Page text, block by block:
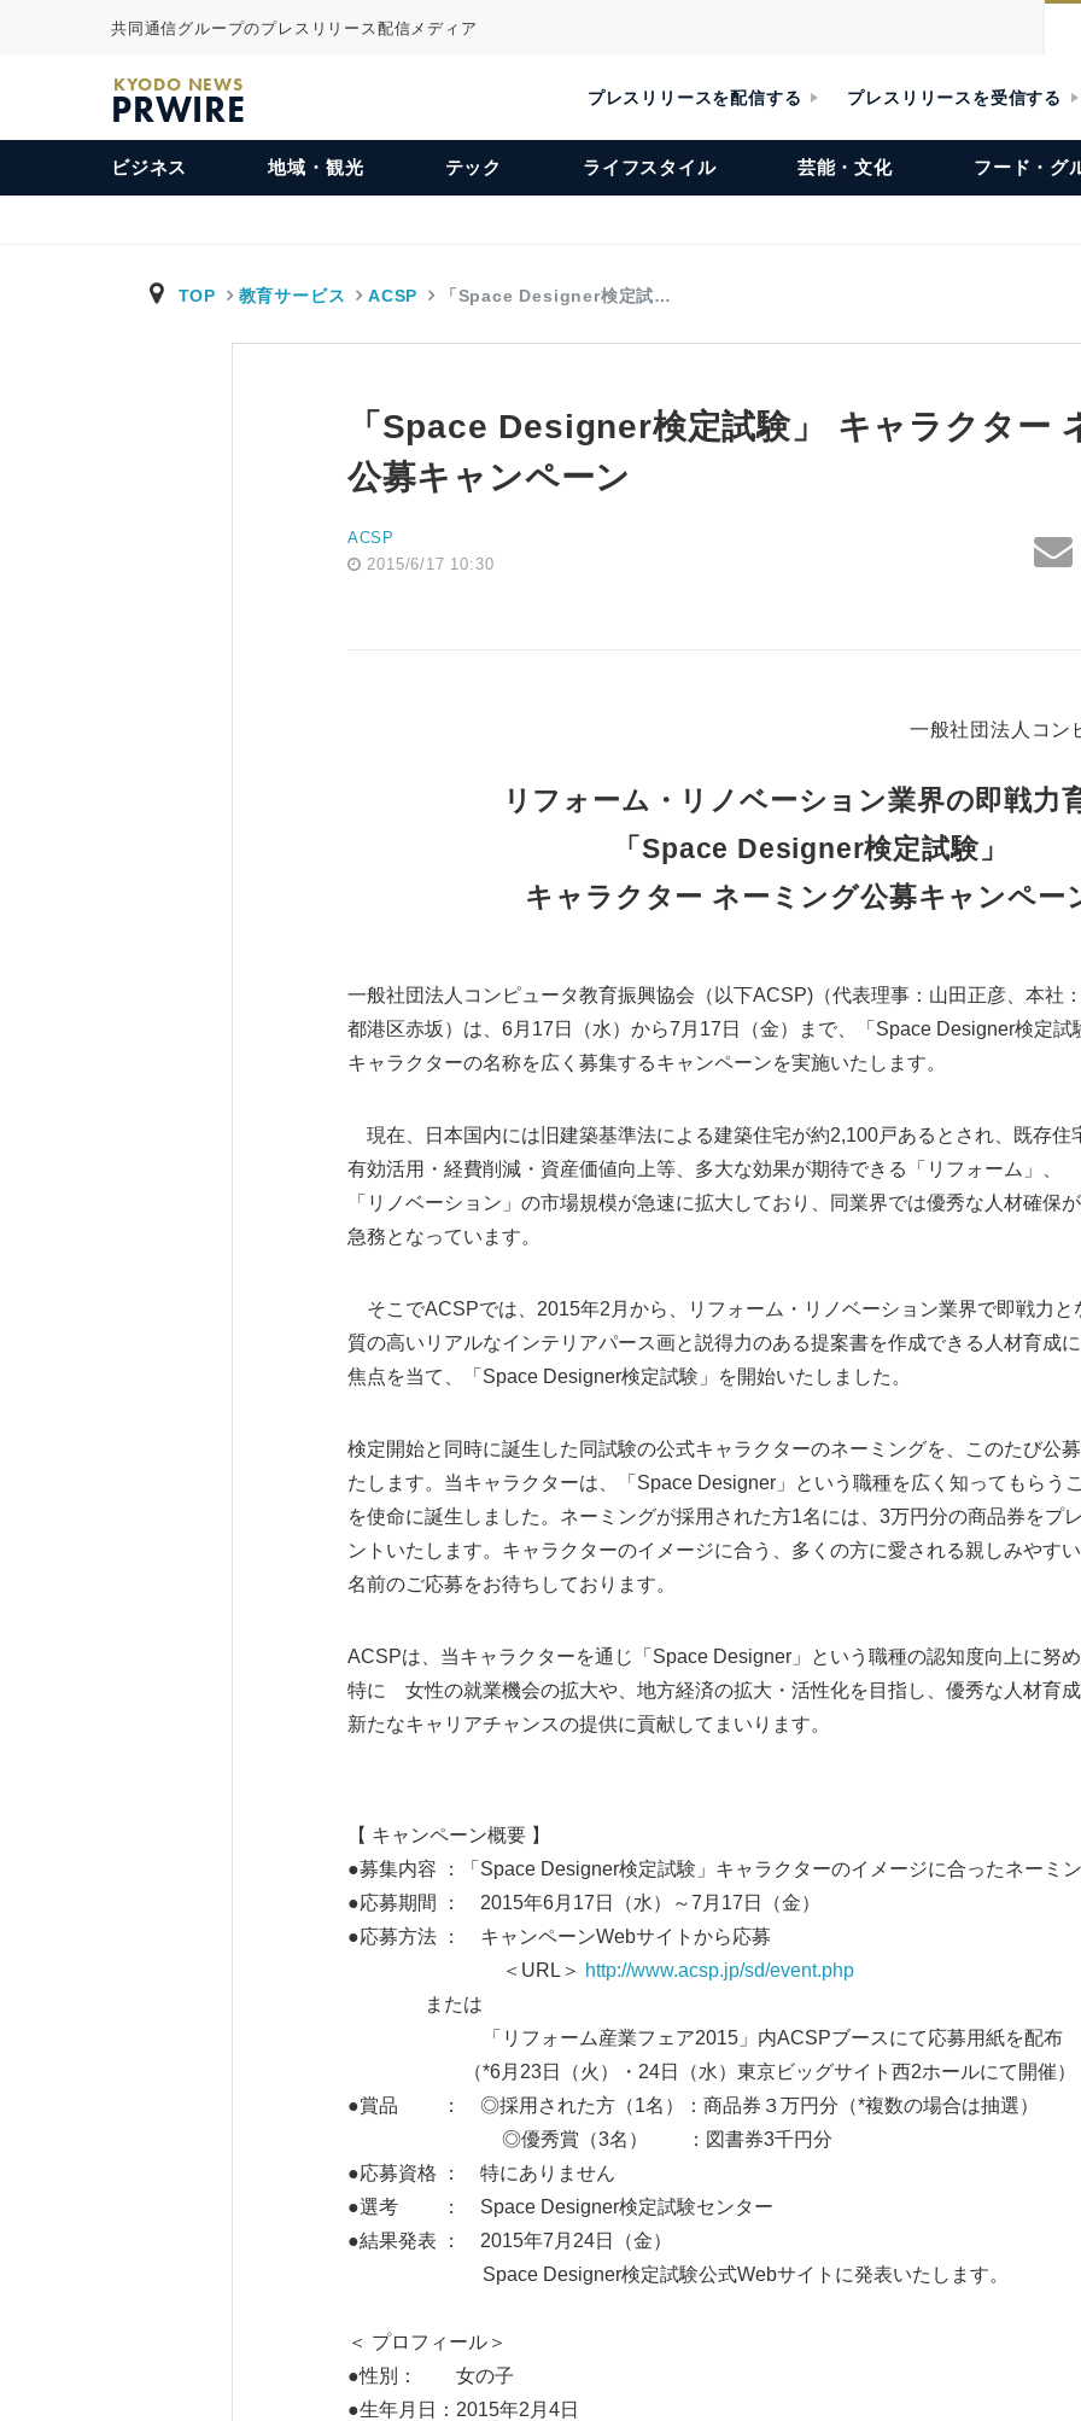
共同通信グループのプレスリリース配信メディア
KYODO NEWS
PRWIRE プレスリリースを配信する プレスリリースを受信する
ビジネス 地域・観光 テック ライフスタイル 芸能・文化 フード・グ
TOP 教育サービス ACSP 「Space Designer検定試…
「Space Designer検定試験」 キャラクター
公募キャンペーン
ACSP
2015/6/17 10:30
一般社団法人コン
リフォーム・リノベーション業界の即戦力
「Space Designer検定試験」
キャラクター ネーミング公募キャンペー
一般社団法人コンピュータ教育振興協会（以下ACSP)（代表理事：山田正彦、本社
都港区赤坂）は、6月17日（水）から7月17日（金）まで、「Space Designer検定試
キャラクターの名称を広く募集するキャンペーンを実施いたします。
現在、日本国内には旧建築基準法による建築住宅が約2,100戸あるとされ、既存住
有効活用・経費削減・資産価値向上等、多大な効果が期待できる「リフォーム」、
「リノベーション」の市場規模が急速に拡大しており、同業界では優秀な人材確保が
急務となっています。
そこでACSPでは、2015年2月から、リフォーム・リノベーション業界で即戦力と
質の高いリアルなインテリアパース画と説得力のある提案書を作成できる人材育成に
焦点を当て、「Space Designer検定試験」を開始いたしました。
検定開始と同時に誕生した同試験の公式キャラクターのネーミングを、このたび公
たします。当キャラクターは、「Space Designer」という職種を広く知ってもらう
を使命に誕生しました。ネーミングが採用された方1名には、3万円分の商品券をプ
ントいたします。キャラクターのイメージに合う、多くの方に愛される親しみやすい
名前のご応募をお待ちしております。
ACSPは、当キャラクターを通じ「Space Designer」という職種の認知度向上に努
特に 女性の就業機会の拡大や、地方経済の拡大・活性化を目指し、優秀な人材育
新たなキャリアチャンスの提供に貢献してまいります。
【 キャンペーン概要 】
●募集内容 ：「Space Designer検定試験」キャラクターのイメージに合ったネーミ
●応募期間 ： 2015年6月17日（水）～7月17日（金）
●応募方法 ： キャンペーンWebサイトから応募
＜URL＞ http://www.acsp.jp/sd/event.php
または
「リフォーム産業フェア2015」内ACSPブースにて応募用紙を配布
（*6月23日（火）・24日（水）東京ビッグサイト西2ホールにて開催）
●賞品 ： ◎採用された方（1名）：商品券３万円分（*複数の場合は抽選）
◎優秀賞（3名） ：図書券3千円分
●応募資格 ： 特にありません
●選考 ： Space Designer検定試験センター
●結果発表 ： 2015年7月24日（金）
Space Designer検定試験公式Webサイトに発表いたします。
＜ プロフィール＞
●性別： 女の子
●生年月日：2015年2月4日